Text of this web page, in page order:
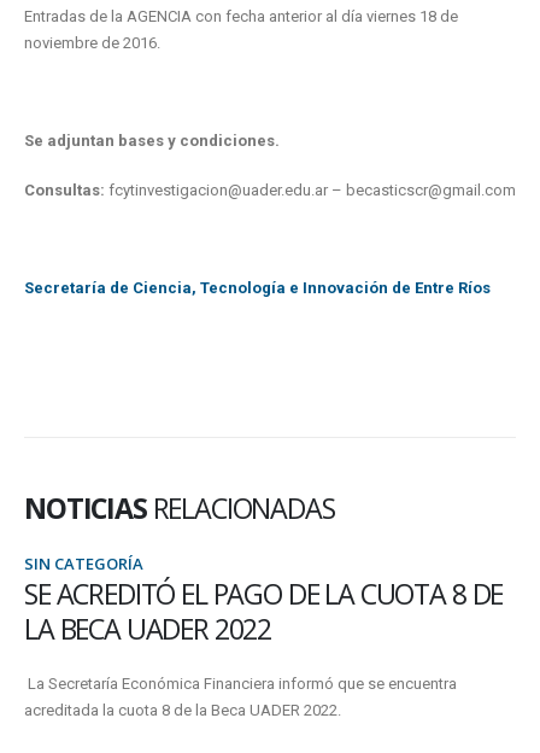
Entradas de la AGENCIA con fecha anterior al día viernes 18 de
noviembre de 2016.
Se adjuntan bases y condiciones.
Consultas: fcytinvestigacion@uader.edu.ar – becasticscr@gmail.com
Secretaría de Ciencia, Tecnología e Innovación de Entre Ríos
NOTICIAS RELACIONADAS
SIN CATEGORÍA
NUEVA REUNIÓN DEL CONSEJO DIRECTIVO
13 de octubre para atender a las cuestiones...